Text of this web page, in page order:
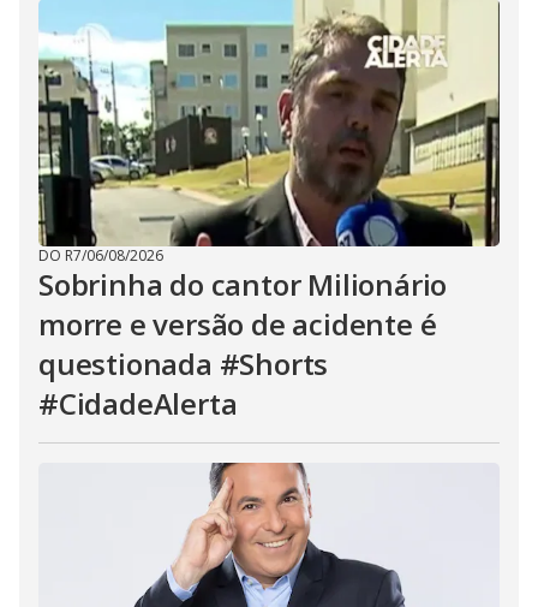
DO R7/06/08/2026
Sobrinha do cantor Milionário
morre e versão de acidente é
questionada #Shorts
#CidadeAlerta